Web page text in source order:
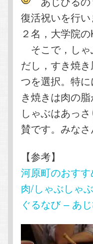
復活祝いを行
２名，大学院の
そこで，しゃ
だし，すき焼
つを選択。特
き焼きは肉の
しゃぶはあっ
賛です。みなさ
【参考】
河原町のおす
肉/しゃぶしゃ
ぐるなび – あ